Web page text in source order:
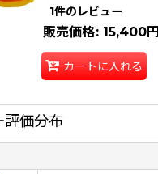
1件のレビュー
販売価格: 15,400円
カートに入れる
評価分布